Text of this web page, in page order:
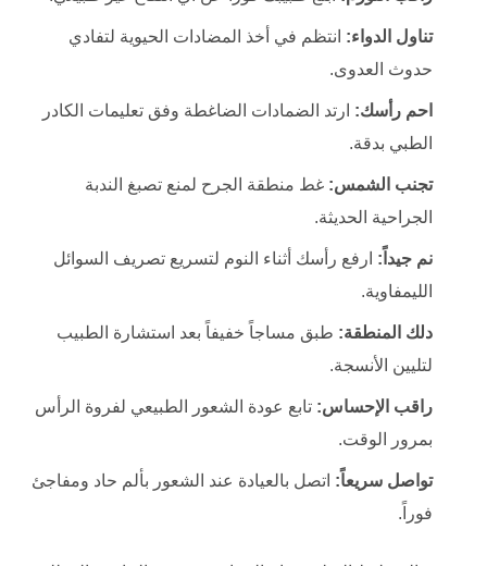
تناول الدواء: انتظم في أخذ المضادات الحيوية لتفادي
حدوث العدوى.
احم رأسك: ارتد الضمادات الضاغطة وفق تعليمات الكادر
الطبي بدقة.
تجنب الشمس: غط منطقة الجرح لمنع تصبغ الندبة
الجراحية الحديثة.
نم جيداً: ارفع رأسك أثناء النوم لتسريع تصريف السوائل
الليمفاوية.
دلك المنطقة: طبق مساجاً خفيفاً بعد استشارة الطبيب
لتليين الأنسجة.
راقب الإحساس: تابع عودة الشعور الطبيعي لفروة الرأس
بمرور الوقت.
تواصل سريعاً: اتصل بالعيادة عند الشعور بألم حاد ومفاجئ
فوراً.